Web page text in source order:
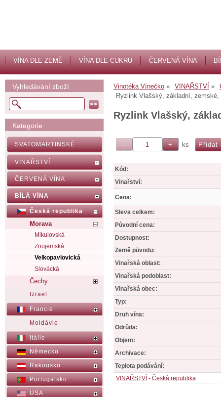
VÍNA DLE ZEMĚ VÍNA DLE CUKRU ČERVENÁ VÍNA
Vinotéka Vínečko VINAŘSTVÍ
Ryzlink Vlašský, základní,
Ryzlink Vlašský,
ks
Kód:
Vinařství:
Cena:
Sleva celkem:
Původní cena:
Dostupnost:
Země původu:
Vinařská oblast:
Vinařská podoblast:
Vinařská obec:
Typ:
Druh vína:
Odrůda:
Objem:
Archivace:
Teplota podávání:
VINAŘSTVÍ - Česká republika
Vyhledávání zboží
Kategorie
SVATOMARTINSKÉ
VINAŘSTVÍ
ČERVENÁ VÍNA
BÍLÁ VÍNA
Česká republika
Morava
Mikulovská
Znojemská
Velkopavlovická
Slovácká
Čechy
Izrael
Francie
Moldávie
Itálie
Německo
Rakousko
Portugalsko
USA